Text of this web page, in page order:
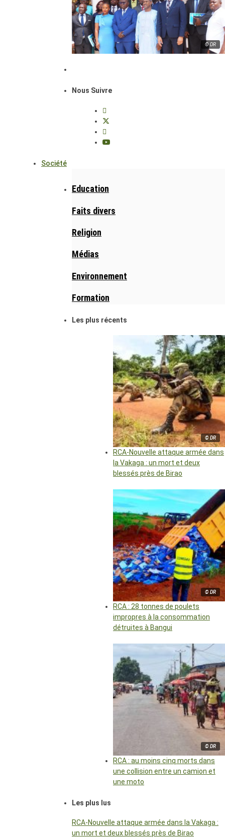
© DR
Nous Suivre
Société
Education
Faits divers
Religion
Médias
Environnement
Formation
Les plus récents
© DR
RCA-Nouvelle attaque armée dans
la Vakaga : un mort et deux
blessés près de Birao
© DR
RCA : 28 tonnes de poulets
impropres à la consommation
détruites à Bangui
© DR
RCA : au moins cinq morts dans
une collision entre un camion et
une moto
Les plus lus
RCA-Nouvelle attaque armée dans la Vakaga :
un mort et deux blessés près de Birao